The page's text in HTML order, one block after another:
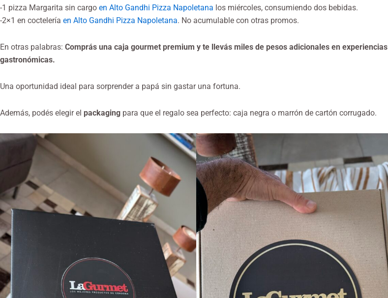
-1 pizza Margarita sin cargo en Alto Gandhi Pizza Napoletana los miércoles, consumiendo dos bebidas.
-2×1 en coctelería en Alto Gandhi Pizza Napoletana. No acumulable con otras promos.
En otras palabras: Comprás una caja gourmet premium y te llevás miles de pesos adicionales en experiencias
gastronómicas.
Una oportunidad ideal para sorprender a papá sin gastar una fortuna.
Además, podés elegir el packaging para que el regalo sea perfecto: caja negra o marrón de cartón corrugado.